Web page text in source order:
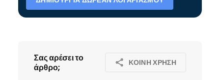
Σας αρέσει το
άρθρο;
ΚΟΙΝΉ ΧΡΉΣΗ